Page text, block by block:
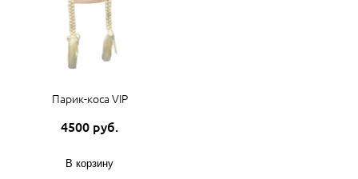
Парик-коса VIP
4500 руб.
В корзину